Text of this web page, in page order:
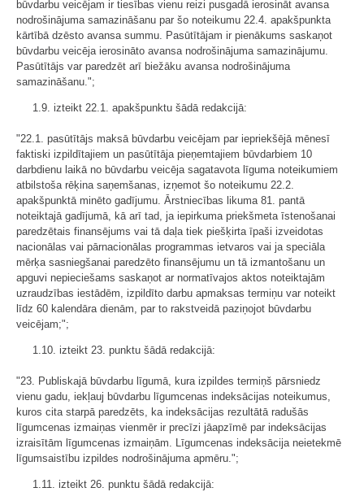
būvdarbu veicējam ir tiesības vienu reizi pusgadā ierosināt avansa
nodrošinājuma samazināšanu par šo noteikumu 22.4. apakšpunkta
kārtībā dzēsto avansa summu. Pasūtītājam ir pienākums saskaņot
būvdarbu veicēja ierosināto avansa nodrošinājuma samazinājumu.
Pasūtītājs var paredzēt arī biežāku avansa nodrošinājuma
samazināšanu.";
1.9. izteikt 22.1. apakšpunktu šādā redakcijā:
"22.1. pasūtītājs maksā būvdarbu veicējam par iepriekšējā mēnesī
faktiski izpildītajiem un pasūtītāja pieņemtajiem būvdarbiem 10
darbdienu laikā no būvdarbu veicēja sagatavota līguma noteikumiem
atbilstoša rēķina saņemšanas, izņemot šo noteikumu 22.2.
apakšpunktā minēto gadījumu. Ārstniecības likuma 81. pantā
noteiktajā gadījumā, kā arī tad, ja iepirkuma priekšmeta īstenošanai
paredzētais finansējums vai tā daļa tiek piešķirta īpaši izveidotas
nacionālas vai pārnacionālas programmas ietvaros vai ja speciāla
mērķa sasniegšanai paredzēto finansējumu un tā izmantošanu un
apguvi nepieciešams saskaņot ar normatīvajos aktos noteiktajām
uzraudzības iestādēm, izpildīto darbu apmaksas termiņu var noteikt
līdz 60 kalendāra dienām, par to rakstveidā paziņojot būvdarbu
veicējam;";
1.10. izteikt 23. punktu šādā redakcijā:
"23. Publiskajā būvdarbu līgumā, kura izpildes termiņš pārsniedz
vienu gadu, iekļauj būvdarbu līgumcenas indeksācijas noteikumus,
kuros cita starpā paredzēts, ka indeksācijas rezultātā radušās
līgumcenas izmaiņas vienmēr ir precīzi jāapzīmē par indeksācijas
izraisītām līgumcenas izmaiņām. Līgumcenas indeksācija neietekmē
līgumsaistību izpildes nodrošinājuma apmēru.";
1.11. izteikt 26. punktu šādā redakcijā: